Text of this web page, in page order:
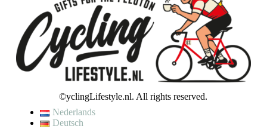
©yclingLifestyle.nl. All rights reserved.
Nederlands
Deutsch